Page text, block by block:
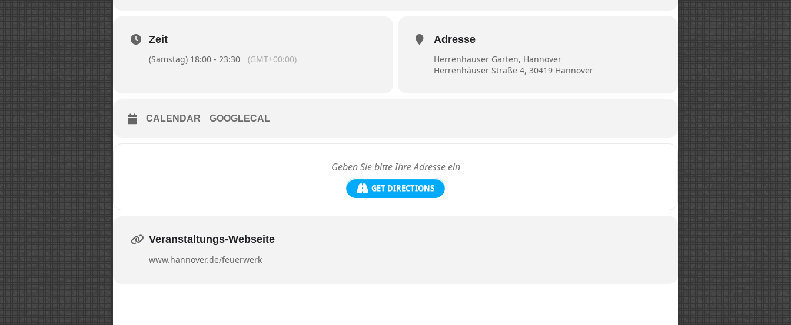
Zeit
(Samstag) 18:00 - 23:30 (GMT+00:00)
Adresse
Herrenhäuser Gärten, Hannover
Herrenhäuser Straße 4, 30419 Hannover
CALENDAR GOOGLECAL
GET DIRECTIONS
Veranstaltungs-Webseite
www.hannover.de/feuerwerk